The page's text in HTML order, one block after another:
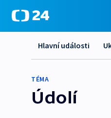
Hlavní události
TÉMA
Údolí